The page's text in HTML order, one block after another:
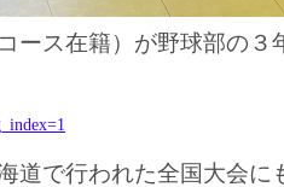
ース在籍）が野球部の
道で行われた全国大会